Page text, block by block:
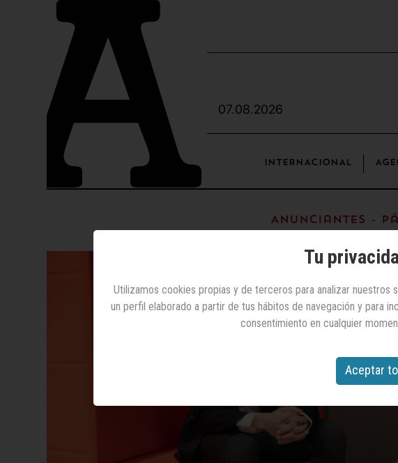
07.08.2026
INTERNACIONAL
Anunciantes -
Tu
Utilizamos cookies propias y de terceros para analizar
un perfil elaborado a partir de tus hábitos de navegación y para
consentimiento en cualquier
Aceptar